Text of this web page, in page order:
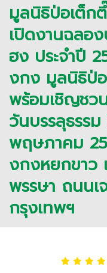
มูลนิธิป่อเต็ก
เปิดงานฉลอ
ฮง ประจำปี
งกง มูลนิธิป่
พร้อมเชิญชว
วันบรรลุธรร
พฤษภาคม
งกงหยกขาว
พรรษา ถนนเ
กรุงเทพฯ